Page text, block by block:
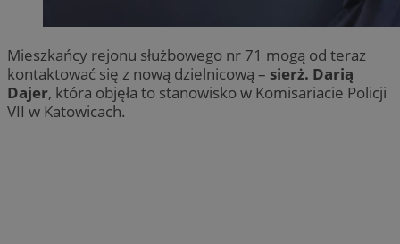
Mieszkańcy rejonu służbowego nr 71 mogą od teraz
kontaktować się z nową dzielnicową – sierż. Darią
Dajer, która objęła to stanowisko w Komisariacie Policji
VII w Katowicach.